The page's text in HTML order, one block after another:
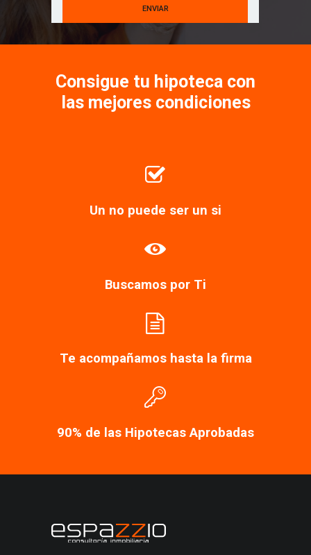
Consigue tu hipoteca con
las mejores condiciones
Un no puede ser un si
Buscamos por Ti
Te acompañamos hasta la firma
90% de las Hipotecas Aprobadas